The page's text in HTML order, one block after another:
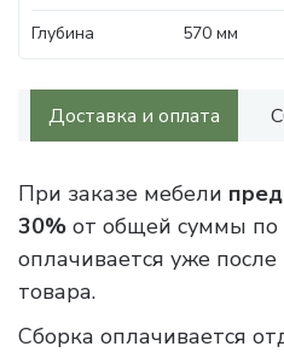
Глубина
570 мм
Доставка и оплата
При заказе мебели
30% от общей суммы по
оплачивается уже
товара.
Сборка оплачивается